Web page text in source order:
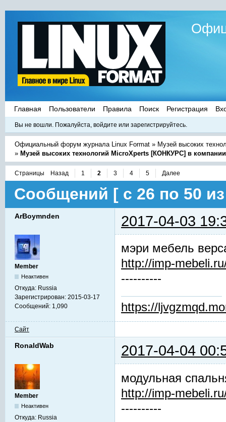
Главная Пользователи Правила Поиск Регистрация
Вы не вошли. Пожалуйста, войдите или зарегистрируйтесь.
Официальный форум журнала Linux Format » Музей высоких
» Музей высоких технологий MicroXperts [КОНКУРС] в
Страницы Назад 1 2 3 4 5 Далее
Сообщений [ с 26 по 50
ArBoymnden 2017-04-03
Member
Неактивен
Откуда: Russia
Зарегистрирован: 2015-03-17
Сообщений: 1,090
мэри мебель
http://imp-
----------
https://
Сайт
RonaldWab 2017-04-04
Member
Неактивен
Откуда: Russia
модульная
http://imp-
----------